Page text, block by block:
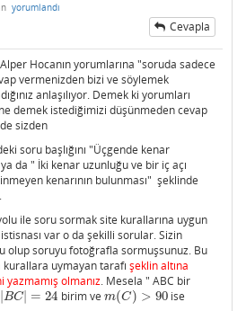
yorumlandı
Cevapla
Hocanın yorumlarına "soruda sadece
vermenizden bizi ve söylemek
anlaşılıyor. Demek ki yorumları
demek istediğimizi düşünmeden cevap
sizden
soru başlığını "Üçgende kenar
da " İki kenar uzunluğu ve bir iç açı
kenarının bulunması" şeklinde
ile soru sormak site kurallarına uygun
var o da şekilli sorular. Sizin
olup soruyu fotoğrafla sormuşsunuz. Bu
kurallara uymayan tarafı şeklin altına
olmanız. Mesela " ABC bir
BC| = 24
|BC| =24 birim ve m(C) > 90
m(C)>90
ise